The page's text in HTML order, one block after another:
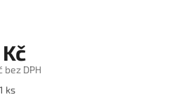
bez DPH
ks